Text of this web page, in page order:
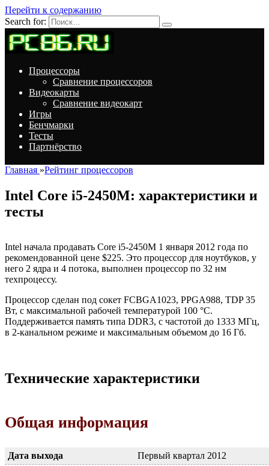
Перейти к содержанию
Search for:
Процессоры
Сравнение процессоров
Видеокарты
Сравнение видеокарт
Игры
Бенчмарки
Тесты
Партнёрство
Главная »Рейтинг процессоров
Intel Core i5-2450M: характеристики и
тесты
Intel начала продавать Core i5-2450M 1 января 2012 года по
рекомендованной цене $225. Это процессор для ноутбуков, у
него 2 ядра и 4 потока, выполнен процессор по 32 нм
техпроцессу.
Процессор сделан под сокет FCBGA1023, PPGA988, TDP 35
Вт, с максимальной рабочей температурой 100 °C.
Поддерживается память типа DDR3, с частотой до 1333 МГц,
в 2-канальном режиме и максимальным объемом до 16 Гб.
Технические характеристики
Общая информация
Дата выхода
Первый квартал 2012